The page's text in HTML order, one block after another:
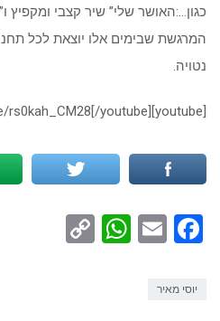
כגון…:האושר שלי” שיר קצבי ומקפיץ ו”
המרגשת שבימים אלו יוצאת לכל
נטויה.
[youtube]http://youtu.be/rs0kah_CM28[/youtube]
Facebook
Email
יוסי מאיר